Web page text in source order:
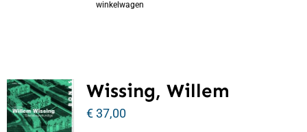
winkelwagen
Wissing, Willem
€37,00